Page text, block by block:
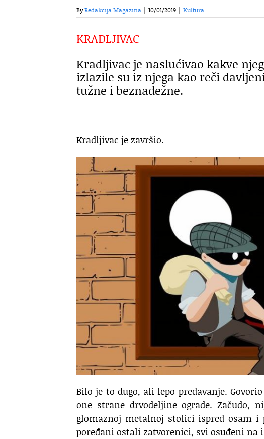
ByRedakcija Magazina | 10/01/2019 | Kultura
KRADLJIVAC
Kradljivac je naslućivao kakve
izlazile su iz njega kao reči
tužne i beznadežne.
Kradljivac je završio.
Bilo je to dugo, ali lepo predavanje.
one strane drvodeljine ograde. Začudo,
glomaznoj metalnoj stolici ispred osam i
poređani ostali zatvorenici, svi osuđeni na